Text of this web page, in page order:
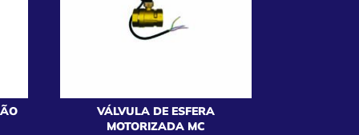
VÁLVULA DE ESFERA
MOTORIZADA MC